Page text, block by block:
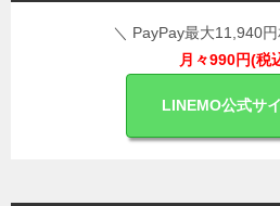
＼ PayPay最大11,940
月々990円(税
LINEMO公式サ